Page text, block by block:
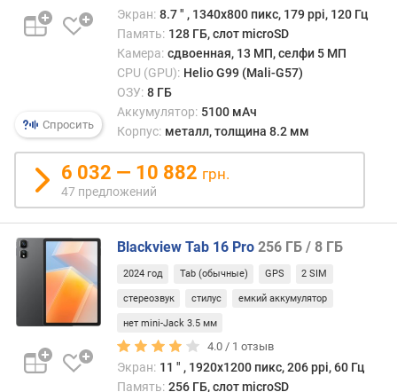
ь
(
A
n
T
u
T
u
n
m
r
Спросить
Экран: 8.7 ″ , 1340х800 пикс, 179 ppi, 120 Гц
Память: 128 ГБ, слот microSD
Камера: сдвоенная, 13 МП, селфи 5 МП
CPU (GPU): Helio G99 (Mali-G57)
ОЗУ: 8 ГБ
Аккумулятор: 5100 мАч
Корпус: металл, толщина 8.2 мм
6 032 — 10 882 грн.
47 предложений
Blackview Tab 16 Pro 256 ГБ / 8 ГБ
2024 год Tab (обычные) GPS 2 SIM
стереозвук стилус емкий аккумулятор
нет mini-Jack 3.5 мм
4.0 / 1 отзыв
Экран: 11 ″ , 1920x1200 пикс, 206 ppi, 60 Гц
Память: 256 ГБ, слот microSD